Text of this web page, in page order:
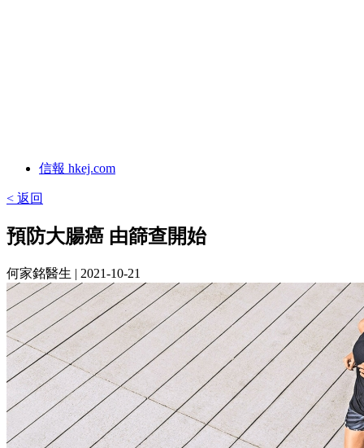
信報 hkej.com
< 返回
預防大腸癌 由篩查開始
何家銘醫生 | 2021-10-21